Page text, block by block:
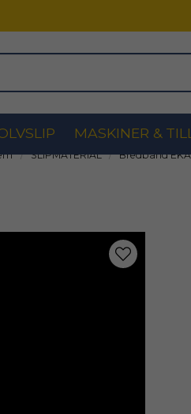
MASKINER &
SLIPMATERIAL Bredband EKA